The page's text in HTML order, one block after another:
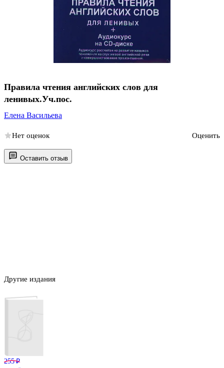
Оставить отзыв
Другие издания
255 ₽
Правила чтения английских слов для
ленивых.Уч.пос.
Елена Васильева
Нет оценок Оценить